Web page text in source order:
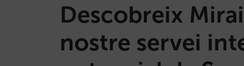
Descobreix
nostre servei